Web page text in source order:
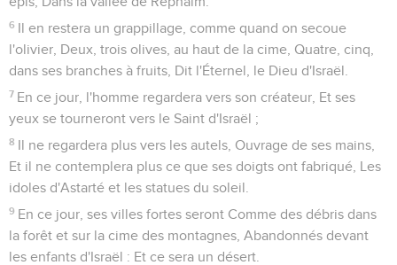
6 Il en restera un grappillage, comme quand on secoue
l'olivier, Deux, trois olives, au haut de la cime, Quatre, cinq,
dans ses branches à fruits, Dit l'Éternel, le Dieu d'Israël.
7 En ce jour, l'homme regardera vers son créateur, Et ses
yeux se tourneront vers le Saint d'Israël ;
8 Il ne regardera plus vers les autels, Ouvrage de ses mains,
Et il ne contemplera plus ce que ses doigts ont fabriqué, Les
idoles d'Astarté et les statues du soleil.
9 En ce jour, ses villes fortes seront Comme des débris dans
la forêt et sur la cime des montagnes, Abandonnés devant
les enfants d'Israël : Et ce sera un désert.